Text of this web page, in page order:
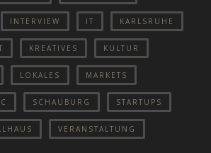
INTERVIEW IT KARLSRUHE
KREATIVES KULTUR
LOKALES MARKETS
SCHAUBURG STARTUPS
VERANSTALTUNG